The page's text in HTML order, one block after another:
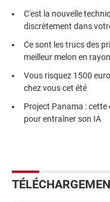
C'est la nouvelle
discrètement dans
Ce sont les trucs des
meilleur melon en rayon
Vous risquez 1500
chez vous cet été
Project Panama :
pour entraîner son IA